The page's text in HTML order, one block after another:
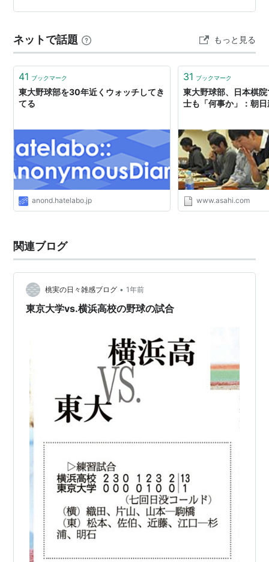
や洋館が、気になって仕方がない。実際、それらの前ま
は、ご夫婦とおぼしき税理士事務所、および、個人宅が
兼用になっているようだった。問題？は、…
ネットで話題 もっと見る
41 ブックマーク
東大野球部を30年近くウォッチしてき
てる
anond.hatelabo.jp
31 ブックマーク
東大野球部、日本棋
士も「何事か」：朝
www.asahi.com
関連ブログ
桃実の日々雑感ブログ • 1年前
東京大学vs.横浜高校の野球の試合